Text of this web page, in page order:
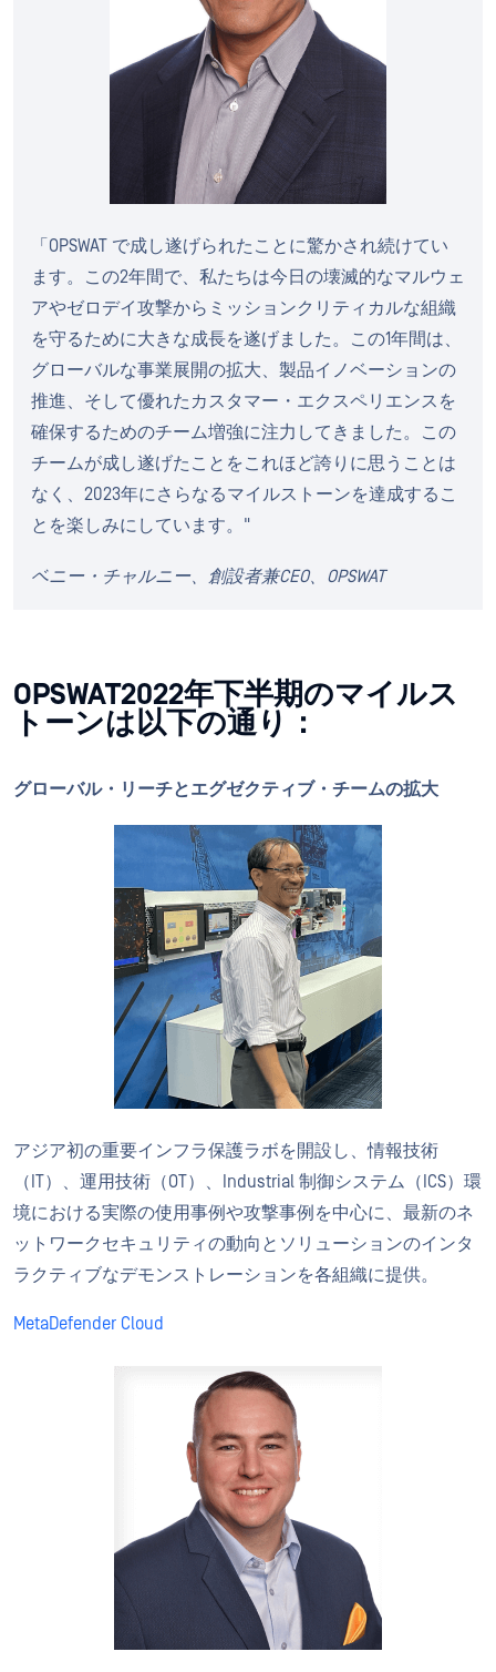
「OPSWAT で成し遂げられたことに驚かされ続けてい
ます。この2年間で、私たちは今日の壊滅的なマルウェ
アやゼロデイ攻撃からミッションクリティカルな組織
を守るために大きな成長を遂げました。この1年間は、
グローバルな事業展開の拡大、製品イノベーションの
推進、そして優れたカスタマー・エクスペリエンスを
確保するためのチーム増強に注力してきました。この
チームが成し遂げたことをこれほど誇りに思うことは
なく、2023年にさらなるマイルストーンを達成するこ
とを楽しみにしています。"
ベニー・チャルニー、創設者兼CEO、OPSWAT
OPSWAT2022年下半期のマイルス
トーンは以下の通り：
グローバル・リーチとエグゼクティブ・チームの拡大
アジア初の重要インフラ保護ラボを開設し、情報技術
（IT）、運用技術（OT）、Industrial 制御システム（ICS）環
境における実際の使用事例や攻撃事例を中心に、最新のネ
ットワークセキュリティの動向とソリューションのインタ
ラクティブなデモンストレーションを各組織に提供。
MetaDefender Cloud